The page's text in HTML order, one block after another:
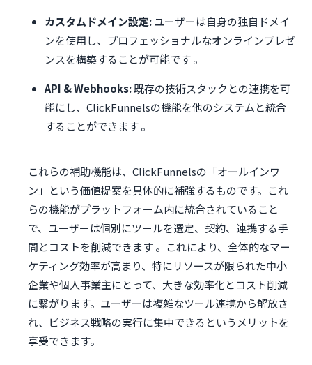
カスタムドメイン設定:ユーザーは自身の独自ドメイ
ンを使用し、プロフェッショナルなオンラインプレゼ
ンスを構築することが可能です 。
API & Webhooks:既存の技術スタックとの連携を可
能にし、ClickFunnelsの機能を他のシステムと統合
することができます 。
これらの補助機能は、ClickFunnelsの「オールインワ
ン」という価値提案を具体的に補強するものです。これ
らの機能がプラットフォーム内に統合されていること
で、ユーザーは個別にツールを選定、契約、連携する手
間とコストを削減できます 。これにより、全体的なマー
ケティング効率が高まり、特にリソースが限られた中小
企業や個人事業主にとって、大きな効率化とコスト削減
に繋がります。ユーザーは複雑なツール連携から解放さ
れ、ビジネス戦略の実行に集中できるというメリットを
享受できます。